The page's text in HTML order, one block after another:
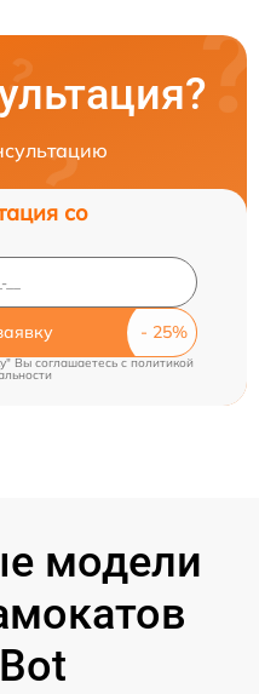
со
Вы соглашаетесь c политикой
модели